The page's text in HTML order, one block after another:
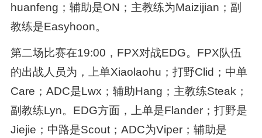
huanfeng；辅助是ON；主教练为Maizijian；副
教练是Easyhoon。
第二场比赛在19:00，FPX对战EDG。FPX队伍
的出战人员为，上单Xiaolaohu；打野Clid；中单
Care；ADC是Lwx；辅助Hang；主教练Steak；
副教练Lyn。EDG方面，上单是Flander；打野是
Jiejie；中路是Scout；ADC为Viper；辅助是